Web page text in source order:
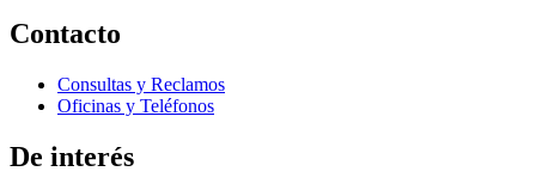
Contacto
Consultas y Reclamos
Oficinas y Teléfonos
De interés